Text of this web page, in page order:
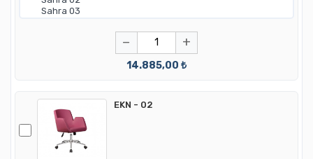
− +
14.885,00 ₺
EKN - 02